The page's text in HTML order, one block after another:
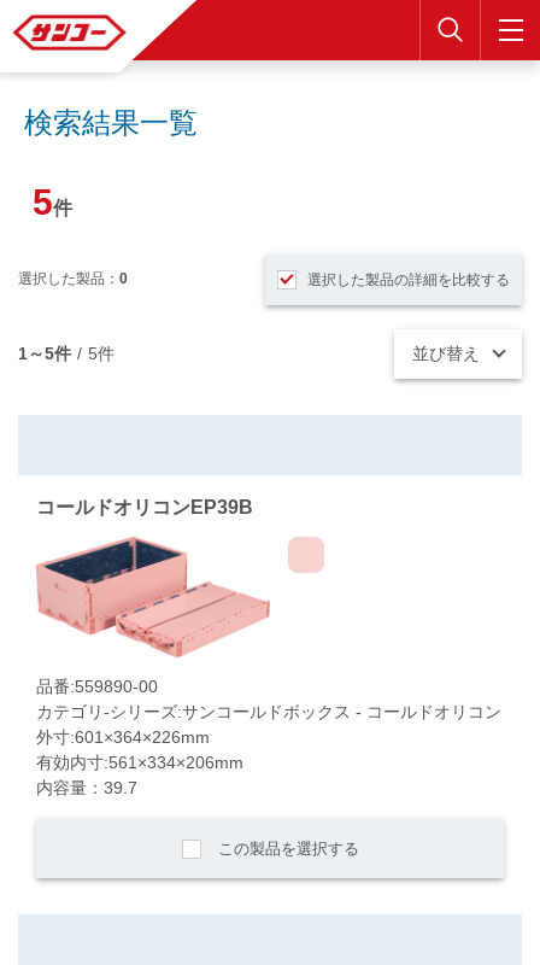
検索
検索結果一覧
5件
選択した製品： 0 選択した製品の詳細を比較する
1～5件 / 5件 並び替え
コールドオリコンEP39B
品番:559890-00
カテゴリ-シリーズ:サンコールドボックス - コールドオリコン
外寸:601×364×226mm
有効内寸:561×334×206mm
内容量：39.7
この製品を選択する